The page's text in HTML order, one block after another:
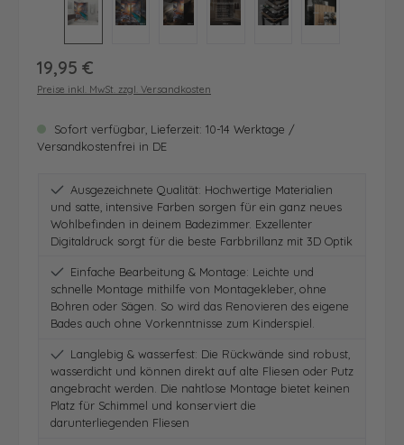
Regulärer Preis:
19,95 €
Preise inkl. MwSt. zzgl. Versandkosten
Sofort verfügbar, Lieferzeit: 10-14 Werktage /
Versandkostenfrei in DE
Ausgezeichnete Qualität: Hochwertige Materialien
und satte, intensive Farben sorgen für ein ganz neues
Wohlbefinden in deinem Badezimmer. Exzellenter
Digitaldruck sorgt für die beste Farbbrillanz mit 3D Optik
Einfache Bearbeitung & Montage: Leichte und
schnelle Montage mithilfe von Montagekleber, ohne
Bohren oder Sägen. So wird das Renovieren des eigene
Bades auch ohne Vorkenntnisse zum Kinderspiel.
Langlebig & wasserfest: Die Rückwände sind robust,
wasserdicht und können direkt auf alte Fliesen oder Putz
angebracht werden. Die nahtlose Montage bietet keinen
Platz für Schimmel und konserviert die
darunterliegenden Fliesen